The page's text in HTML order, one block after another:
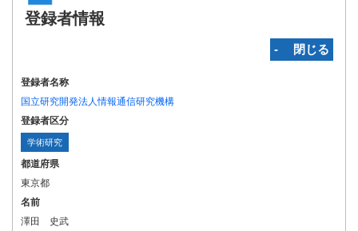
登録者情報
‐ 閉じる
登録者名称
国立研究開発法人情報通信研究機構
登録者区分
学術研究
都道府県
東京都
名前
澤田 史武